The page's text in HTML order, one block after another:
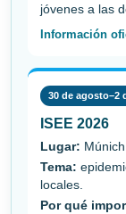
jóvenes a las
Información
30 de agosto–2
ISEE 2026
Lugar:
Tema:
locales.
Por qué